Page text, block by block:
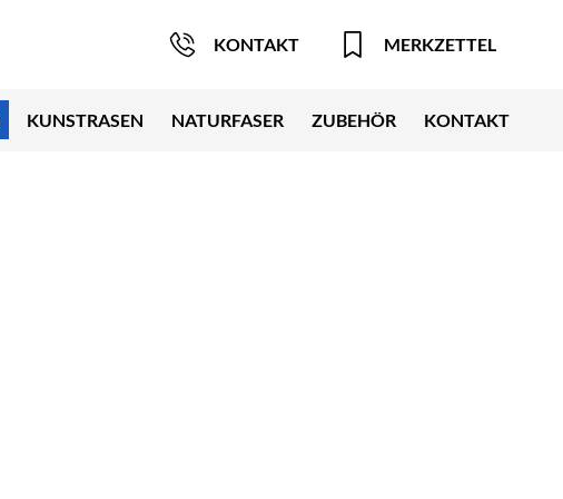
KONTAKT MERKZETTEL
KUNSTRASEN NATURFASER ZUBEHÖR KONTAKT